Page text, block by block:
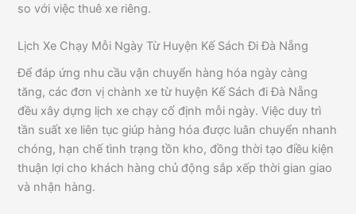
so với việc thuê xe riêng.
Lịch Xe Chạy Mỗi Ngày Từ Huyện Kế Sách Đi Đà Nẵng
Để đáp ứng nhu cầu vận chuyển hàng hóa ngày càng
tăng, các đơn vị chành xe từ huyện Kế Sách đi Đà Nẵng
đều xây dựng lịch xe chạy cố định mỗi ngày. Việc duy trì
tần suất xe liên tục giúp hàng hóa được luân chuyển nhanh
chóng, hạn chế tình trạng tồn kho, đồng thời tạo điều kiện
thuận lợi cho khách hàng chủ động sắp xếp thời gian giao
và nhận hàng.